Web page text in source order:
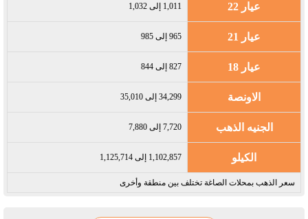
عيار 22 1,011 إلى 1,032
عيار 21 965 إلى 985
عيار 18 827 إلى 844
الاونصة 34,299 إلى 35,010
الجنيه الذهب 7,720 إلى 7,880
الكيلو 1,102,857 إلى 1,125,714
سعر الذهب بمحلات الصاغة تختلف بين منطقة وأخرى